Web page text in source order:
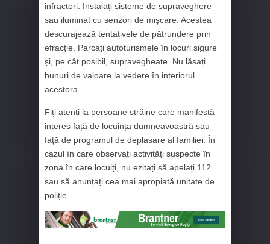
infractori. Instalați sisteme de supraveghere
sau iluminat cu senzori de mișcare. Acestea
descurajează tentativele de pătrundere prin
efracție. Parcați autoturismele în locuri sigure
și, pe cât posibil, supravegheate. Nu lăsați
bunuri de valoare la vedere în interiorul
acestora.
Fiți atenți la persoane străine care manifestă
interes față de locuința dumneavoastră sau
față de programul de deplasare al familiei. În
cazul în care observați activități suspecte în
zona în care locuiți, nu ezitați să apelați 112
sau să anunțați cea mai apropiată unitate de
poliție.